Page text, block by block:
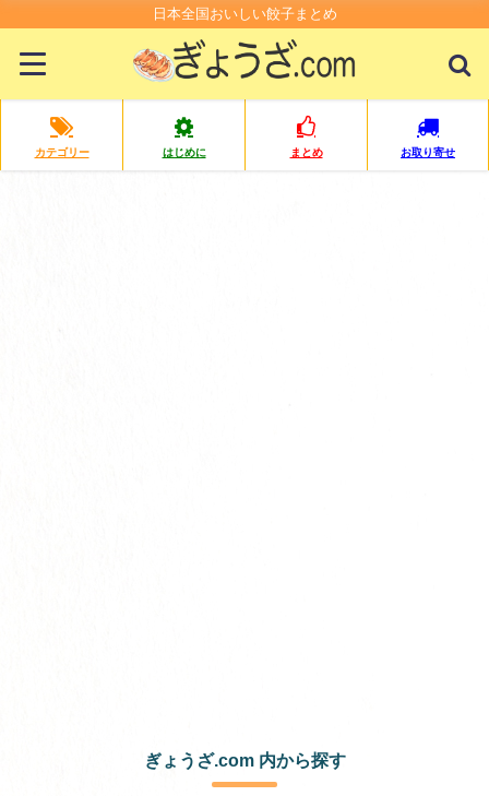
日本全国おいしい餃子まとめ
カテゴリー はじめに まとめ お取り寄せ
ぎょうざ.com 内から探す